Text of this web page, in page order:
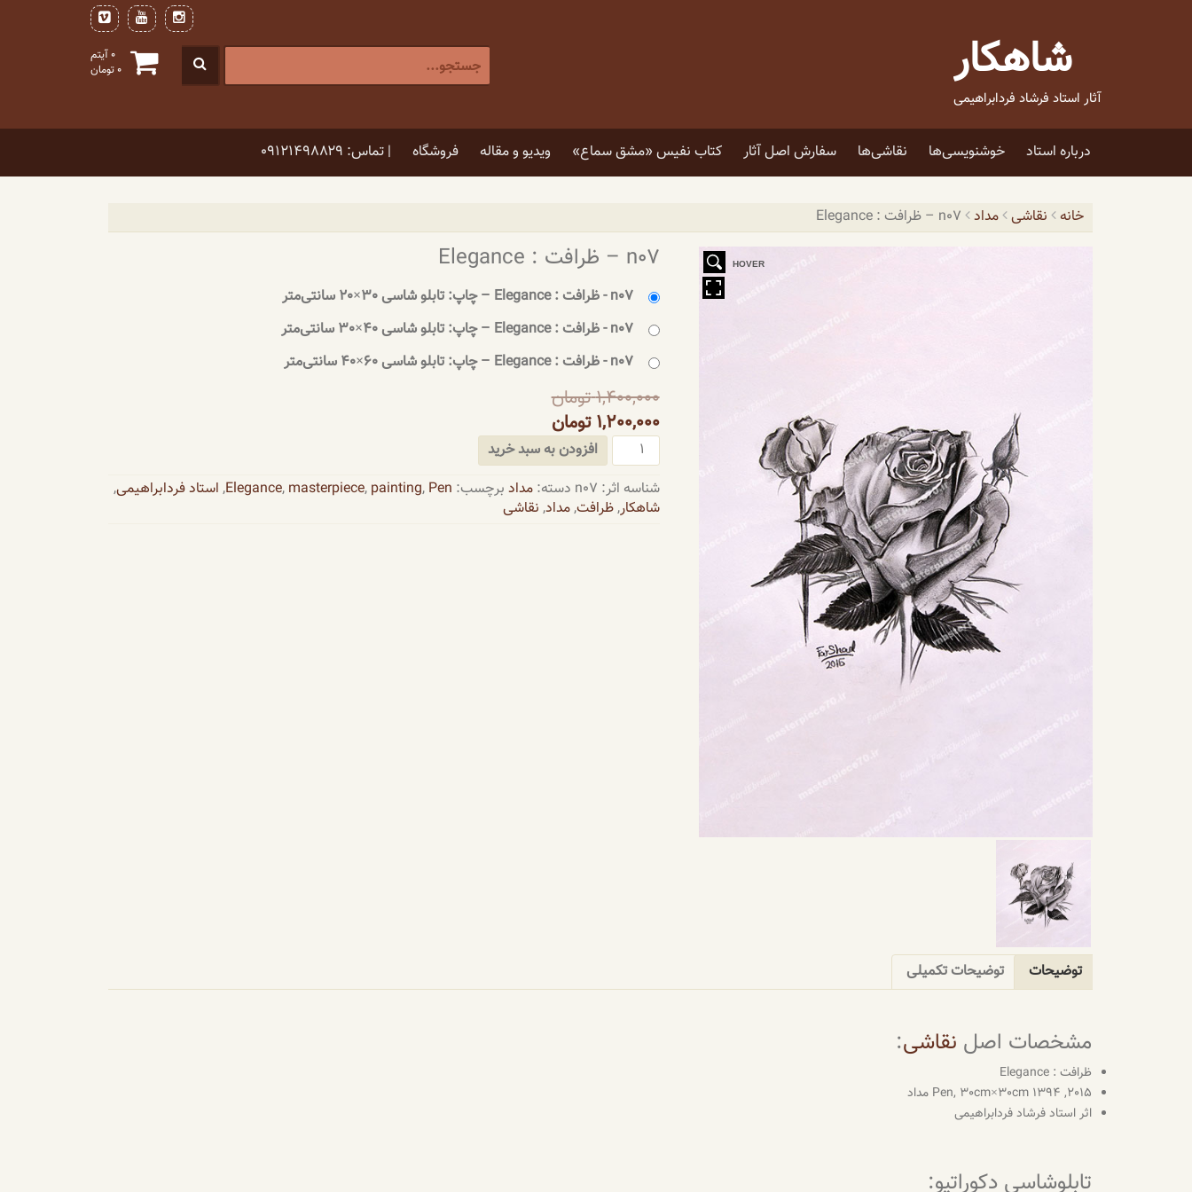
شاهکار
آثار استاد فرشاد فردابراهیمی
0 آیتم
0تومان
جستجو
برای
درباره استاد
خوشنویسی‌ها نقاشی‌ها سفارش اصل آثار کتاب نفیس «مشق سماع» ویدیو و مقاله فروشگاه | تماس: ۰۹۱۲۱۴۹۸۸۲۹
خانه نقاشی مداد
HOVER n07 – ظرافت : Elegance
n07 - ظرافت : Elegance – چاپ: تابلو شاسی 30×20 سانتی‌متر
n07 - ظرافت : Elegance – چاپ: تابلو شاسی 40×30 سانتی‌متر
n07 - ظرافت : Elegance – چاپ: تابلو شاسی 60×40 سانتی‌متر
1,400,000تومان
1,200,000 تومان
n07
-
ظرافت
:
Elegance
افزودن به سبد خرید
شناسه اثر: n07 دسته:مداد برچسب: Elegance, masterpiece, painting, Pen
, استاد فردابراهیمی,
شاهکار,ظرافت,مداد, نقاشی
توضیحات توضیحات تکمیلی
مشخصات اصل نقاشی:
ظرافت : Elegance
2015, Pen, 30cm×30cm 1394 مداد
اثر استاد فرشاد فردابراهیمی
تابلوشاسی دکوراتیو: